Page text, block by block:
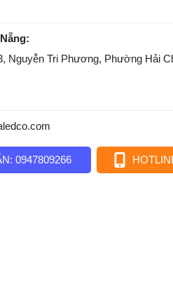
Nguyễn Tri Phương, Phường Hải
0947809266